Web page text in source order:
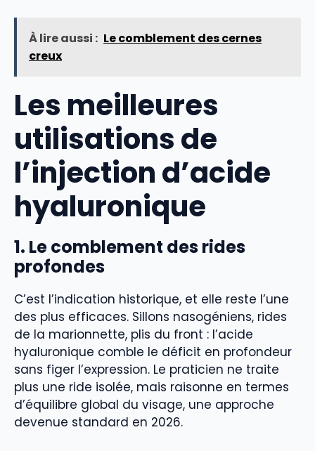
À lire aussi : Le comblement des cernes
creux
Les meilleures
utilisations de
l’injection d’acide
hyaluronique
1. Le comblement des rides
profondes
C’est l’indication historique, et elle reste l’une
des plus efficaces. Sillons nasogéniens, rides
de la marionnette, plis du front : l’acide
hyaluronique comble le déficit en profondeur
sans figer l’expression. Le praticien ne traite
plus une ride isolée, mais raisonne en termes
d’équilibre global du visage, une approche
devenue standard en 2026.